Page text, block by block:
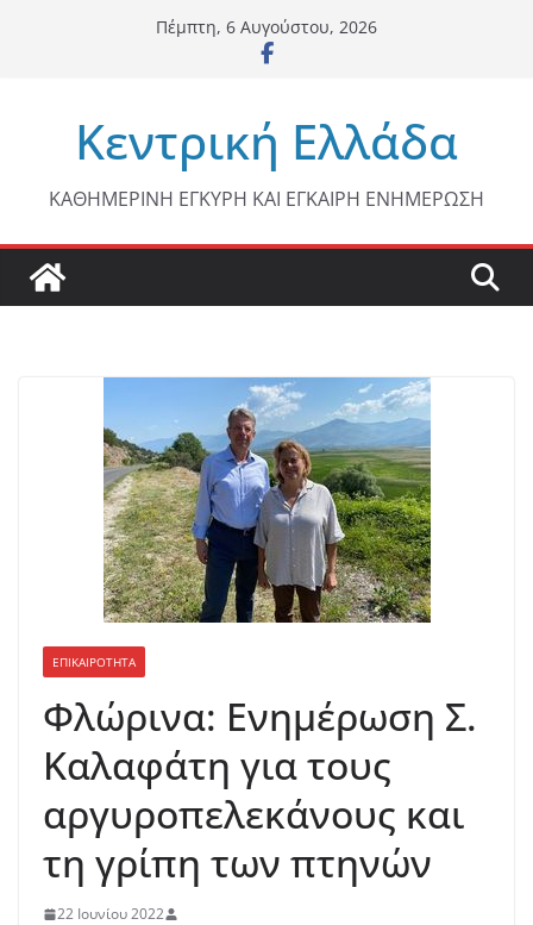
Πέμπτη, 6 Αυγούστου, 2026
Κεντρική Ελλάδα
ΚΑΘΗΜΕΡΙΝΗ ΕΓΚΥΡΗ ΚΑΙ ΕΓΚΑΙΡΗ ΕΝΗΜΕΡΩΣΗ
ΕΠΙΚΑΙΡΟΤΗΤΑ
Φλώρινα: Ενημέρωση Σ.
Καλαφάτη για τους
αργυροπελεκάνους και
τη γρίπη των πτηνών
22 Ιουνίου 2022